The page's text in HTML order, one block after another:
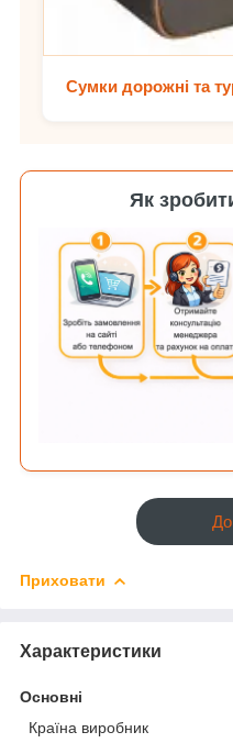
Сумки дорожні та
Як
Приховати
Характеристики
Основні
Країна виробник